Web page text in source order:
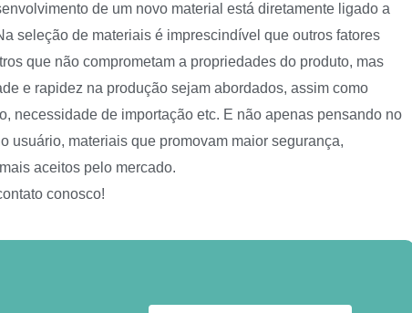
de um novo material está diretamente ligado a
seleção de materiais é imprescindível que outros fatores
que não comprometam a propriedades do produto, mas
e rapidez na produção sejam abordados, assim como
necessidade de importação etc. E não apenas pensando no
usuário, materiais que promovam maior segurança,
aceitos pelo mercado.
conosco!